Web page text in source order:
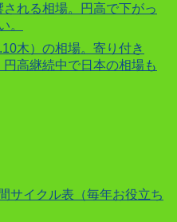
れる相場。円高で下がっ
。
木）の相場。寄り付き
高継続中で日本の相場も
サイクル表（毎年お役立ち